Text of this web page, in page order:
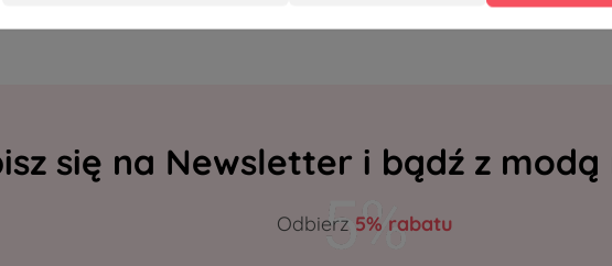
się na Newsletter i bądź z modą
Odbierz 5% rabatu